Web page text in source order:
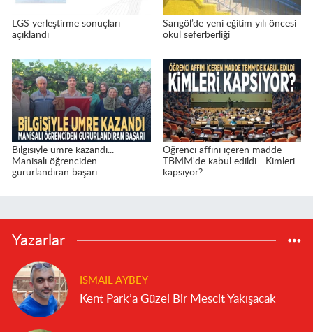
LGS yerleştirme sonuçları
açıklandı
Sarıgöl’de yeni eğitim yılı öncesi
okul seferberliği
Bilgisiyle umre kazandı...
Manisalı öğrenciden
gururlandıran başarı
Öğrenci affını içeren madde
TBMM'de kabul edildi... Kimleri
kapsıyor?
Yazarlar
İSMAIL AYBEY
Kent Park’a Güzel Bir Mescit Yakışacak